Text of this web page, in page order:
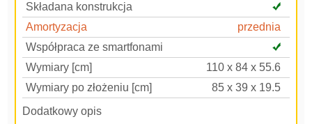
Składana konstrukcja
Amortyzacja
przednia
Współpraca ze smartfonami
Wymiary [cm]
110 x 84 x 55.6
Wymiary po złożeniu [cm]
85 x 39 x 19.5
Dodatkowy opis